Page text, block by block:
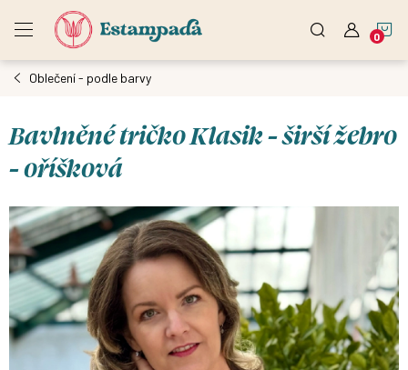
Oblečení - podle barvy
Bavlněné tričko Klasik - širší žebro
- oříšková